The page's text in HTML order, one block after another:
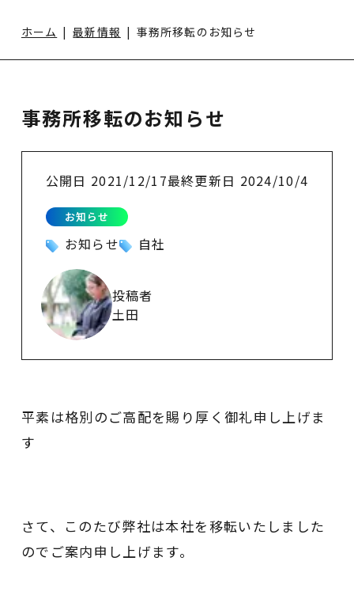
ホーム 最新情報 事務所移転のお知らせ
事務所移転のお知らせ
公開日 2021/12/17最終更新日 2024/10/4
お知らせ
お知らせ 自社
投稿者
土田
平素は格別のご高配を賜り厚く御礼申し上げま
す
さて、このたび弊社は本社を移転いたしました
のでご案内申し上げます。